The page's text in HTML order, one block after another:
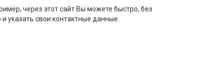
через этот сайт Вы можете быстро, без
указать свои контактные данные.